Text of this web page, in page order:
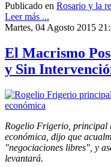
Publicado en Rosario y la
Leer más ...
Martes, 04 Agosto 2015
El Macrismo
y Sin
Rogelio Frigerio, principal
económica, dijo que
"negociaciones libres", y
levantará.